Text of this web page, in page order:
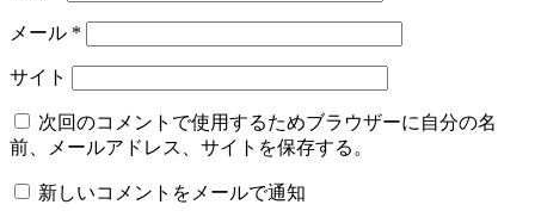
メール *
サイト
次回のコメントで使用するためブラウザーに自分の名
前、メールアドレス、サイトを保存する。
新しいコメントをメールで通知